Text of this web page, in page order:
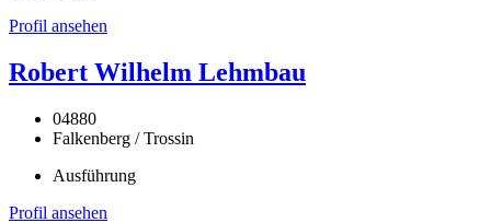
Profil ansehen
Robert Wilhelm Lehmbau
04880
Falkenberg / Trossin
Ausführung
Profil ansehen